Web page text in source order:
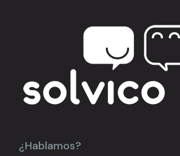
¿Hablamos?